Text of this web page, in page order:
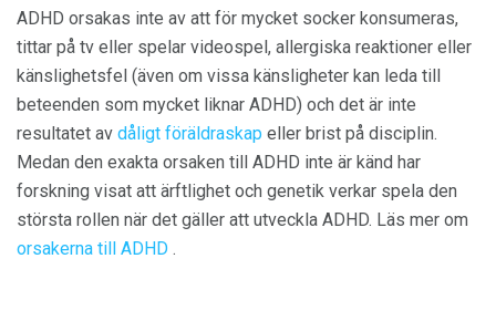
ADHD orsakas inte av att för mycket socker konsumeras,
tittar på tv eller spelar videospel, allergiska reaktioner eller
känslighetsfel (även om vissa känsligheter kan leda till
beteenden som mycket liknar ADHD) och det är inte
resultatet av dåligt föräldraskap eller brist på disciplin.
Medan den exakta orsaken till ADHD inte är känd har
forskning visat att ärftlighet och genetik verkar spela den
största rollen när det gäller att utveckla ADHD. Läs mer om
orsakerna till ADHD .